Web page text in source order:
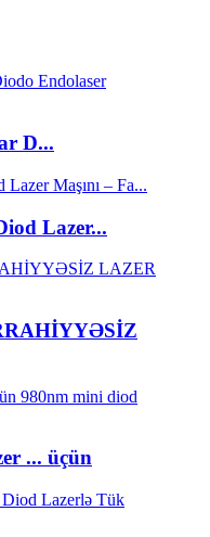
D...
Lazer...
... üçün